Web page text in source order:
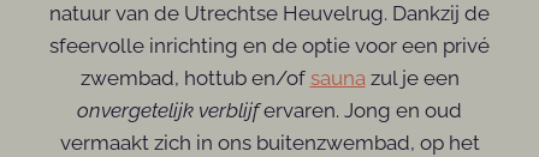
natuur van de Utrechtse Heuvelrug. Dankzij de
sfeervolle inrichting en de optie voor een privé
zwembad, hottub en/of saunazul je een
onvergetelijk verblijfervaren. Jong en oud
vermaakt zich in ons buitenzwembad, op het